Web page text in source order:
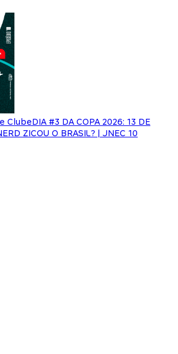
ClubeDIA #3 DA COPA 2026: 13 DE
ZICOU O BRASIL? | JNEC 10